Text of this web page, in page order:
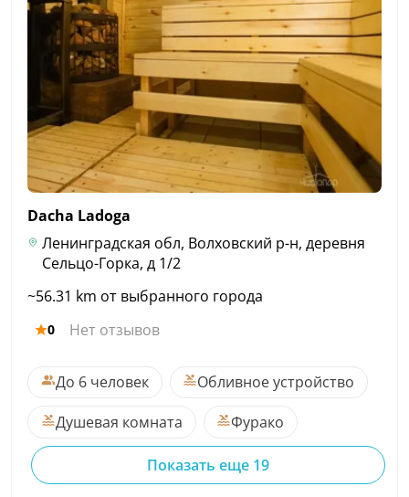
Dacha Ladoga
Ленинградская обл, Волховский р-н, деревня
Сельцо-Горка, д 1/2
~56.31 km от выбранного города
0 Нет отзывов
До 6 человек
Обливное устройство
Душевая комната
Фурако
Показать еще 19